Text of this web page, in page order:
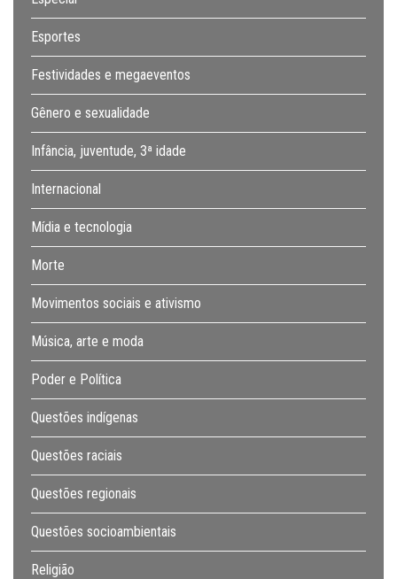
Esportes
Festividades e megaeventos
Gênero e sexualidade
Infância, juventude, 3ª idade
Internacional
Mídia e tecnologia
Morte
Movimentos sociais e ativismo
Música, arte e moda
Poder e Política
Questões indígenas
Questões raciais
Questões regionais
Questões socioambientais
Religião